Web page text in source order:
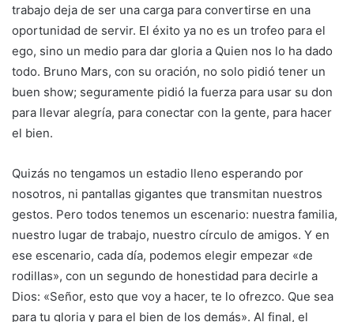
trabajo deja de ser una carga para convertirse en una
oportunidad de servir. El éxito ya no es un trofeo para el
ego, sino un medio para dar gloria a Quien nos lo ha dado
todo. Bruno Mars, con su oración, no solo pidió tener un
buen show; seguramente pidió la fuerza para usar su don
para llevar alegría, para conectar con la gente, para hacer
el bien.
Quizás no tengamos un estadio lleno esperando por
nosotros, ni pantallas gigantes que transmitan nuestros
gestos. Pero todos tenemos un escenario: nuestra familia,
nuestro lugar de trabajo, nuestro círculo de amigos. Y en
ese escenario, cada día, podemos elegir empezar «de
rodillas», con un segundo de honestidad para decirle a
Dios: «Señor, esto que voy a hacer, te lo ofrezco. Que sea
para tu gloria y para el bien de los demás». Al final, el